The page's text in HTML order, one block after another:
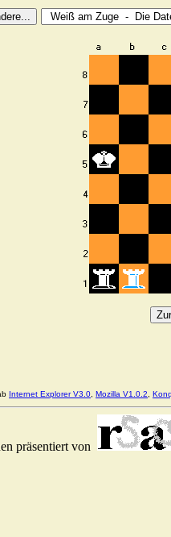
Internet Explorer V3.0 Mozilla V1.0.2
präsentiert von